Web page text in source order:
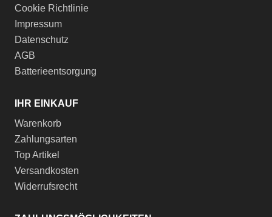
Cookie Richtlinie
Impressum
Datenschutz
AGB
Batterieentsorgung
IHR EINKAUF
Warenkorb
Zahlungsarten
Top Artikel
Versandkosten
Widerrufsrecht